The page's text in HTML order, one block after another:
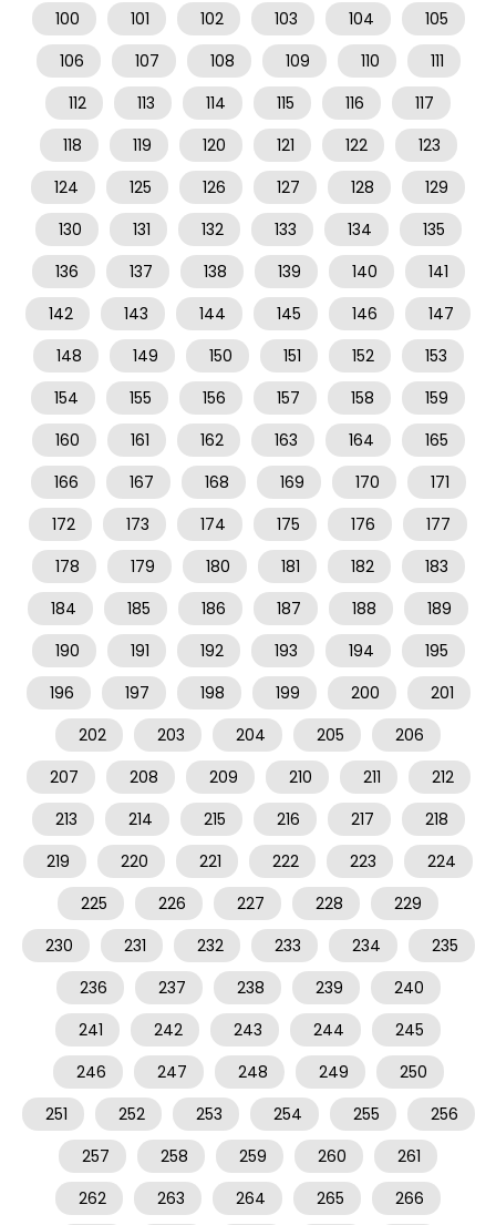
100
101 102 103 104
105
106
107 108 109 110
111
112
113 114 115 116
117
118
119 120 121 122
123
124
125 126 127 128
129
130
131 132 133 134
135
136
137 138 139 140
141
142
143 144 145 146
147
148
149 150 151 152
153
154
155 156 157 158
159
160
161 162 163 164
165
166
167 168 169 170
171
172
173 174 175 176
177
178
179 180 181 182
183
184
185 186 187 188
189
190
191 192 193 194
195
196
197 198 199 200
201
202
203 204 205
206
207
208 209 210 211
212
213
214 215 216 217
218
219
220 221 222 223
224
225
226 227 228
229
230
231 232 233 234
235
236
237 238 239
240
241
242 243 244
245
246
247 248 249
250
251
252 253 254 255
256
257
258 259 260
261
262
263 264 265 266